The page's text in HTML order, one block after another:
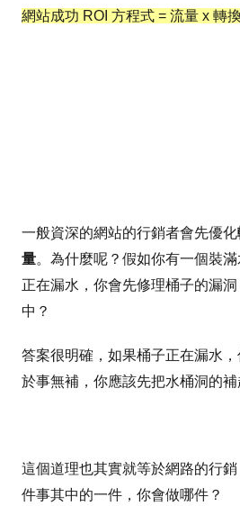
網站成功 ROI 方程式 = 流量 x 轉
一般資深的網站的行銷者會先優化
量。為什麼呢？假如你有一個裝
正在漏水，你會先修理桶子的漏
中？
答案很明確，如果桶子正在漏水
於事無補，你應該先把水桶洞的補
這個道理也其實就等於網路的行
件事其中的一件，你會做哪件？